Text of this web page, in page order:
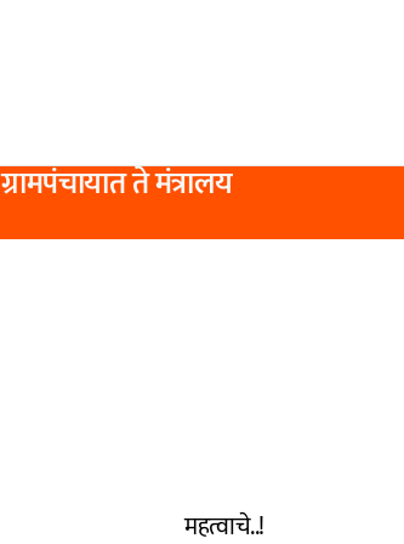
ग्रामपंचायात ते मंत्रालय
महत्वाचे..!